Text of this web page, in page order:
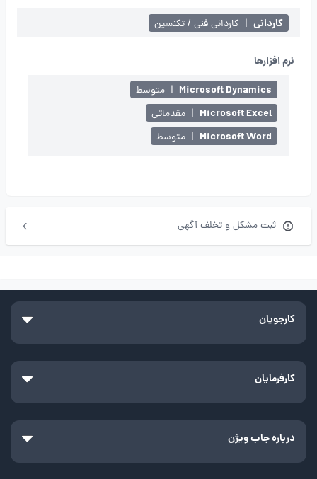
کاردانی | کاردانی فنی / تکنسین
نرم افزارها
Microsoft Dynamics
| متوسط
Microsoft Excel
| مقدماتی
Microsoft Word
| متوسط
ثبت مشکل و تخلف آگهی
کارجویان
کارفرمایان
درباره جاب ویژن